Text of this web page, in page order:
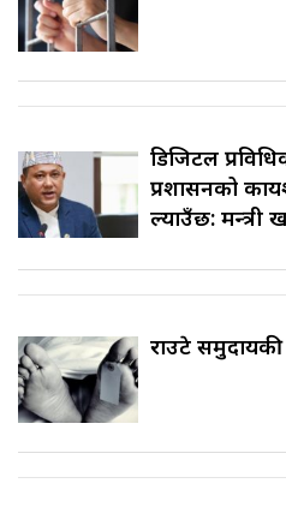
डिजिटल
प्रशासनको
ल्याउँछ: मन्त्री
राउटे